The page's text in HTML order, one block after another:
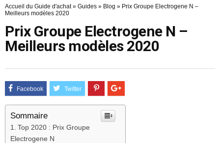
Accueil du Guide d'achat» Guides » Blog » Prix Groupe Electrogene N –
Meilleurs modèles 2020
Prix Groupe Electrogene N –
Meilleurs modèles 2020
Sommaire
Top 2020 : Prix Groupe
Electrogene N